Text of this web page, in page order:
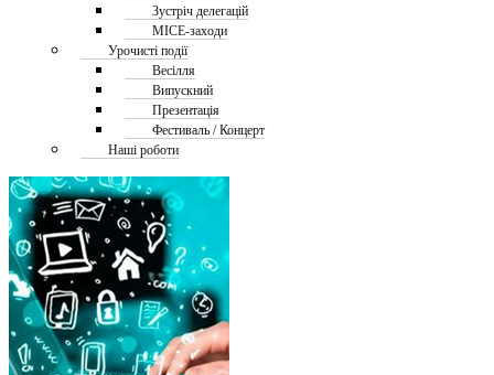
Зустріч делегацій
MICE-заходи
Урочисті події
Весілля
Випускний
Презентація
Фестиваль / Концерт
Наші роботи